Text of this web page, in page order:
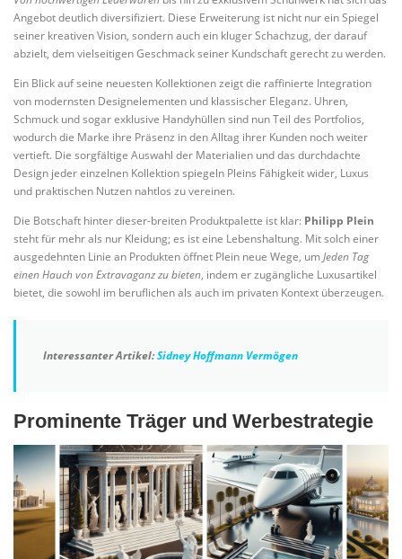
Angebot deutlich diversifiziert. Diese Erweiterung ist nicht nur ein Spiegel
seiner kreativen Vision, sondern auch ein kluger Schachzug, der darauf
abzielt, dem vielseitigen Geschmack seiner Kundschaft gerecht zu werden.
Ein Blick auf seine neuesten Kollektionen zeigt die raffinierte Integration
von modernsten Designelementen und klassischer Eleganz. Uhren,
Schmuck und sogar exklusive Handyhüllen sind nun Teil des Portfolios,
wodurch die Marke ihre Präsenz in den Alltag ihrer Kunden noch weiter
vertieft. Die sorgfältige Auswahl der Materialien und das durchdachte
Design jeder einzelnen Kollektion spiegeln Pleins Fähigkeit wider, Luxus
und praktischen Nutzen nahtlos zu vereinen.
Die Botschaft hinter dieser-breiten Produktpalette ist klar: Philipp Plein
steht für mehr als nur Kleidung; es ist eine Lebenshaltung. Mit solch einer
ausgedehnten Linie an Produkten öffnet Plein neue Wege, umJeden Tag
einen Hauch von Extravaganz zu bieten, indem er zugängliche Luxusartikel
bietet, die sowohl im beruflichen als auch im privaten Kontext überzeugen.
Interessanter Artikel:Sidney Hoffmann Vermögen
Prominente Träger und Werbestrategie